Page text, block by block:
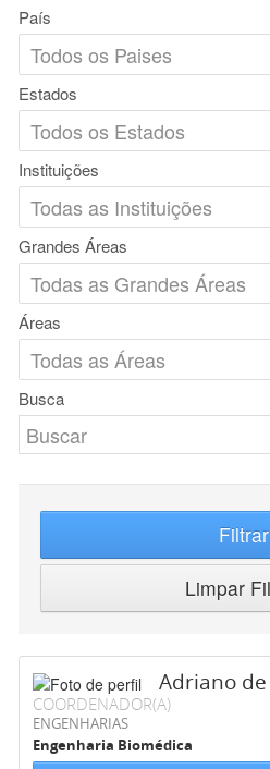
País
Estados
Instituições
Grandes Áreas
Áreas
Busca
Filtrar
Limpar
Adriano
COORDENADOR(A)
ENGENHARIAS
Engenharia Biomédica